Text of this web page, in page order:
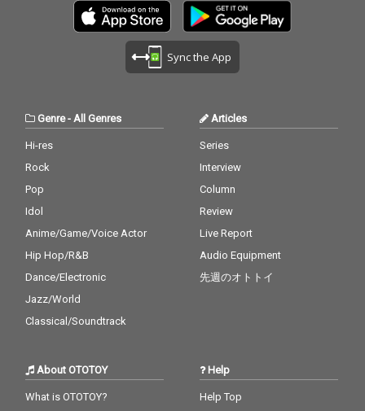
Sync the App
Genre- All Genres
Hi-res
Rock
Pop
Idol
Anime/Game/Voice Actor
Hip Hop/R&B
Dance/Electronic
Jazz/World
Classical/Soundtrack
Articles
Series
Interview
Column
Review
Live Report
Audio Equipment
先週のオトトイ
About OTOTOY
What is OTOTOY?
Help
Help Top